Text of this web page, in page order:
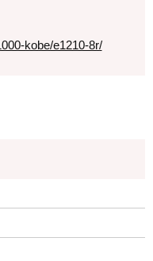
kobe/e1210-8r/